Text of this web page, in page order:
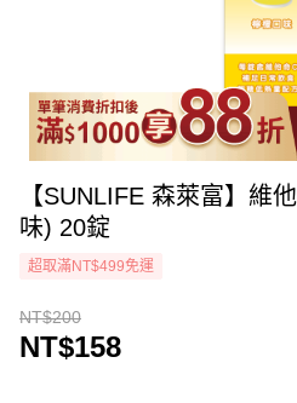
【SUNLIFE 森萊富】維
味) 20錠
超取滿NT$499免運
NT$200
NT$158